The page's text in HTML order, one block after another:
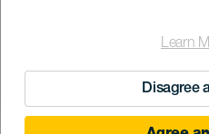
Learn
Disagree